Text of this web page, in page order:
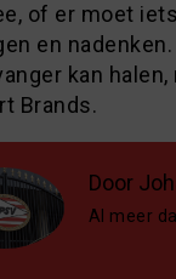
of er moet
en
kan
Brands.
Door
Al meer